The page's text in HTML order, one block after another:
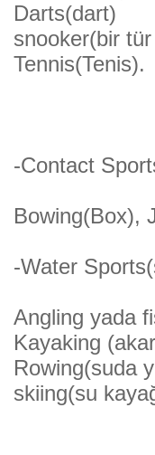
Darts(dart)
snooker(bir
-Contact
Bowing(Box),
-Water
Angling yada
Kayaking
Rowing(suda
skiing(su